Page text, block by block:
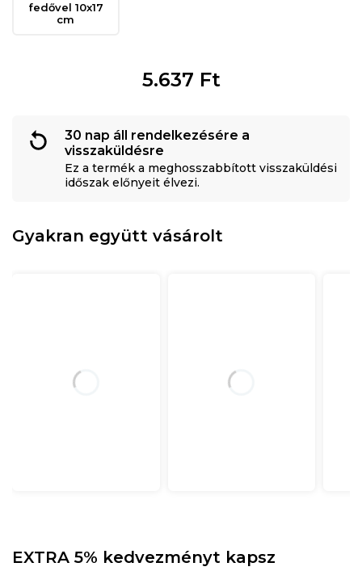
fedővel 10x17
cm
5.637 Ft
30 nap áll rendelkezésére a
visszaküldésre
Ez a termék a meghosszabbított visszaküldési
időszak előnyeit élvezi.
Gyakran együtt vásárolt
EXTRA 5% kedvezményt kapsz